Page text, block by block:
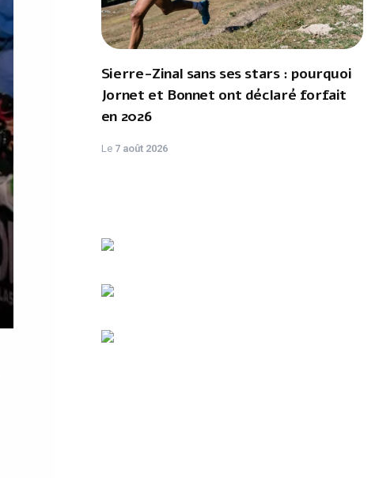
Sierre-Zinal sans ses stars : pourquoi
Jornet et Bonnet ont déclaré forfait
en 2026
Le 7 août 2026